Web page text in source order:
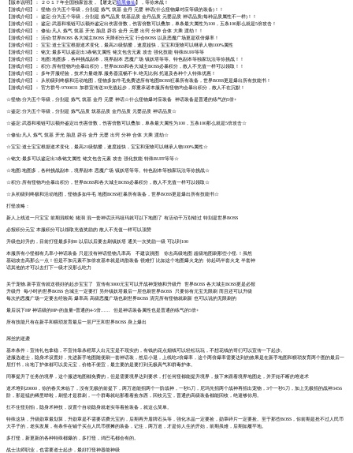
【版本说明】： ２０１７年全国独家首发，【屠龙记暗黑修仙】，等你来战！
【游戏介绍】： 怪物:分为五个等级，分别是 炼气 筑基 金丹 元婴 神话(什么怪物爆对应等级的装备)！！
【游戏介绍】： 鉴定:分为五个等级，分别是 炼气品质 筑基品质 金丹品质 元婴品质 神话品质(每种品质属性不一样)！！
【游戏介绍】： 鉴定:武器和项链可以额外鉴定出伤害倍数，伤害倍数可以叠加，单条最大属性为100，五条100那么就是5倍攻击！
【游戏介绍】： 修仙:凡人 炼气 筑基 开光 胎息 辟谷 金丹 元婴 出窍 分神 合体 大乘 渡劫！！
【游戏介绍】： 活动:世界BOSS 各大城主BOSS 天降积分元宝 行会BOSS 以及恶魔广场更是双倍爆率！
【游戏介绍】： 宝宝:道士宝宝根据道术变化，最高21级骷髅，速度超快，宝宝和宠物可以继承人物100%属性
【游戏介绍】： 铭文:最多可以鉴定出3条铭文属性 铭文包含元素 攻击 强化技能 特殊BUFF等等
【游戏介绍】： 地图:地图多，各种挑战副本，境界副本 恶魔广场 镇妖塔等等。特色副本等独家玩法等你挑战！！
【游戏介绍】： 积分:所有怪物均会暴出积分，世界BOSS和各大城主BOSS必暴积分，散人不充值一样可以领取！！
【游戏介绍】： 多年开服经验，技术力量雄厚.服务器流畅不卡.绝无比例.托逼及各种个人特殊优惠！
【游戏介绍】： 从初级到终极和活动地图，怪物多如牛毛免费进所有地图BOSS狂暴所有装备，世界BOSS更是爆出所有技能书！
【游戏介绍】： 官方群号:9700031 加群宣传送30充值起步，郑重承诺本服所有怪物均会暴出积分，散人不在沉默！
☆怪物:分为五个等级，分别是 炼气 筑基 金丹 元婴 神话☆什么怪物爆对应装备 神话装备是普通的练气的5倍+
☆鉴定:分为五个等级，分别是 炼气品质 筑基品质 金丹品质 元婴品质 神话品质☆
☆鉴定:武器和项链可以额外鉴定出伤害倍数，伤害倍数可以叠加，单条最大属性为100，五条100那么就是5倍攻击☆
☆修仙:凡人 炼气 筑基 开光 胎息 辟谷 金丹 元婴 出窍 分神 合体 大乘 渡劫☆
☆宝宝:道士宝宝根据道术变化，最高21级骷髅，速度超快，宝宝和宠物可以继承人物100%属性☆
☆铭文:最多可以鉴定出3条铭文属性 铭文包含元素 攻击 强化技能 特殊BUFF等等☆
☆地图:地图多，各种挑战副本，境界副本 恶魔广场 镇妖塔等等。特色副本等独家玩法等你挑战☆
☆积分:所有怪物均会暴出积分，世界BOSS和各大城主BOSS必暴积分，散人不充值一样可以领取☆
☆从初级到终极和活动地图，怪物多如牛毛 地图BOSS狂暴所有装备，世界BOSS更是爆出所有技能书☆
打怪攻略：
新人上线送一只宝宝 前期混蜈蚣 猪洞 混一套神话沃玛祖玛就可以下地图了 有活动千万别错过 特别是世界BOSS
必报积分元宝 本服积分可以领取充值奖励的 散人不充值一样可以顶赞
升级也好升的，目前打怪最多到80 以后以后要去刷镇妖塔 通关一次奖励一级 可以到100
本服所有小怪都有几率小神话装备 只是没有神话怪物几率高 不建议跳图 你去高级地图 超级地图刷那些小怪.！虽然
基础攻击高那么一点！但是不加元素不加倍攻基本就是鸡肋装备 很难打 比如这个地图爆火龙的 你起码半套火龙 半套神
话其他的才可以去打下一级才没那么吃力
关于宠物.新手宣传就送很好的起步宝宝了 宣传有3000元宝可以开战神宠物和升级丹 世界BOSS 各大城主BOSS更是必报
升级丹 每小时的世界BOSS 合城主一定要打 另外镇妖塔最后一层也刷世界BOSS 只要你有元宝无限刷 而且还可以升级
每次的恶魔广场一定要去经验高 爆率高 高级恶魔广场也刷世界BOSS 清完所有怪物就刷新 也可以说的无限刷的
最后说下HP 神话级的HP+的血量=普通的4-5倍...... 但是神话装备属性也是普通的练气的5倍+
所有技能只有在新手和猥琐发育最后一层尸王和世界BOSS 身上爆出
屌丝的逆袭
基本条件：宣传礼包拿稳，不宣传靠杀稻草人出元宝是不现实的，有钱的花点烟钱可以轻松玩玩，不想花钱的哥们可以宣传一下起步。
进服选道士，隐身术设置好，先进新手地图随便刷一套神话装，然后小退，上线吃2倍爆率，这个两倍爆率需要达到的效果是在新手地图和猥琐发育两个图的最后一
层打书，出地丁护体都可以卖元宝，价格不便宜，最主要的是要打到无极真气和群毒护体。
同事提升了任务的境界，这个服进地图都免费的，但是需要境界达到要求，打任何怪都能提升境界，接下来跟着境界地图走，并开始不断的堆道术
道术堆到20000，你的春天来临了，没有无极的前提下，两万道能招两个一阶战神，一秒5刀，尼玛先招两个战神再招出宠物，3个一秒5刀，加上无极招的战神3456
阶，那是猛的稀里哗啦，刷怪才是群刷，一个群毒就站那看着捡东西，回收元宝，普通的高级装备都能回收，绝逼够你用。
扛不住怪别怕，隐身术神技，设置个自动隐身就老实等着捡装备，就这么简单。
特殊这块，升级勋章最划算，升勋章是不需要话费元宝的，后期再升盾牌石头等，强化水晶一定要捡，勋章碎片一定要捡。至于那些BOSS，你前期是抢不过人民币
大手子的，老实发展，有条件在铺子买点人民币摆摊的装备，记住，两万道，才是你人生的开始，前期虽难，后期如履平地。
多打怪，新更新的各种特殊都爆的，多打怪，鸡巴毛都会有的。
战士法师职业，也需要道士起步，最好打怪神器能神级